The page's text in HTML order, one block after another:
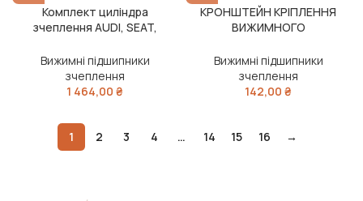
Комплект циліндра
зчеплення AUDI, SEAT,
во LUK)
Вижимні підшипники
зчеплення
1 464,00 ₴
КРОНШТЕЙН КРІПЛЕННЯ
ВИЖИМНОГО
INFINITI(вир-во FEBEST)
Вижимні підшипники
зчеплення
142,00 ₴
1 2 3 4 … 14 15 16 →